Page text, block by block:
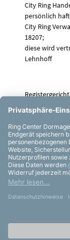
City Ring
persönlich
City Ring
18207;
diese wird
Lehnhoff
Handelsregister
DE 224467045
Dieses
der